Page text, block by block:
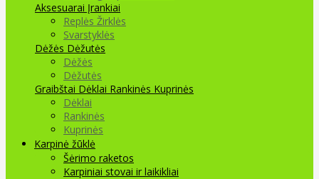
Aksesuarai Įrankiai
Replės Žirklės
Svarstyklės
Dėžės Dėžutės
Dėžės
Dėžutės
Graibštai Dėklai Rankinės Kuprinės
Dėklai
Rankinės
Kuprinės
Karpinė žūklė
Šėrimo raketos
Karpiniai stovai ir laikikliai